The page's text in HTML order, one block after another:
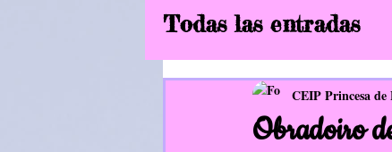
Todas las entradas
6ºEP
Obradoiro
CEIP Princesa de